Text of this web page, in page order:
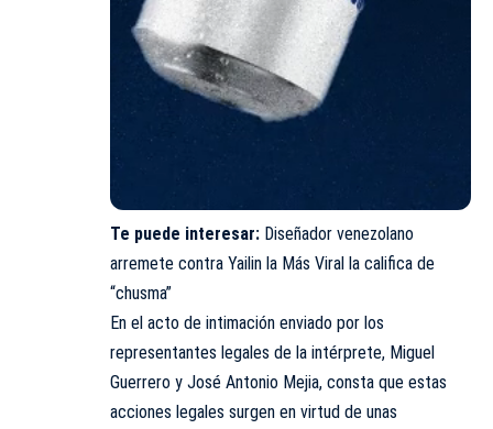
Te puede interesar: Diseñador venezolano
arremete contra Yailin la Más Viral la califica de
“chusma”
En el acto de intimación enviado por los
representantes legales de la intérprete, Miguel
Guerrero y José Antonio Mejia, consta que estas
acciones legales surgen en virtud de unas